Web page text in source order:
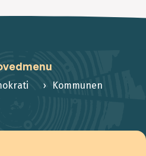
Kommunen